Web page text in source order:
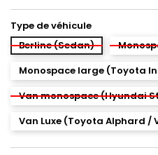
Type de véhicule
Berline (Sedan)
Monospace large (Toyota
Van monospace (Hyundai
Van Luxe (Toyota Alphard /